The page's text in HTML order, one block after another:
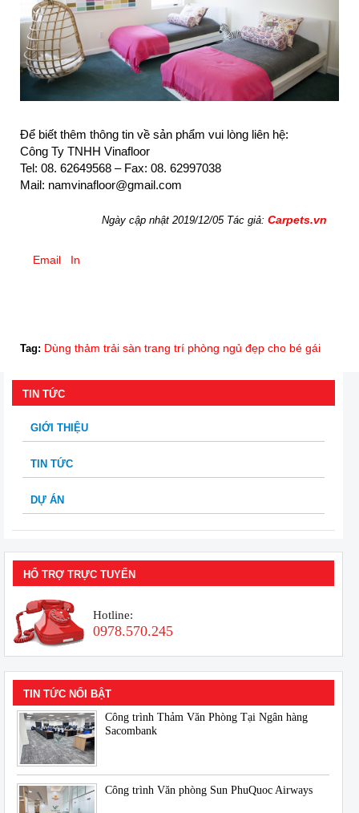
Để biết thêm thông tin về sản phẩm vui lòng liên hệ:
Công Ty TNHH Vinafloor
Tel: 08. 62649568 – Fax: 08. 62997038
Mail: namvinafloor@gmail.com
Ngày cập nhật 2019/12/05 Tác giả: Carpets.vn
Email In
Tag: Dùng thảm trải sàn trang trí phòng ngủ đẹp cho bé gái
TIN TỨC
GIỚI THIỆU
TIN TỨC
DỰ ÁN
HỔ TRỢ TRỰC TUYẾN
Hotline:
0978.570.245
TIN TỨC NỔI BẬT
Công trình Thảm Văn Phòng Tại Ngân hàng
Sacombank
Công trình Văn phòng Sun PhuQuoc Airways